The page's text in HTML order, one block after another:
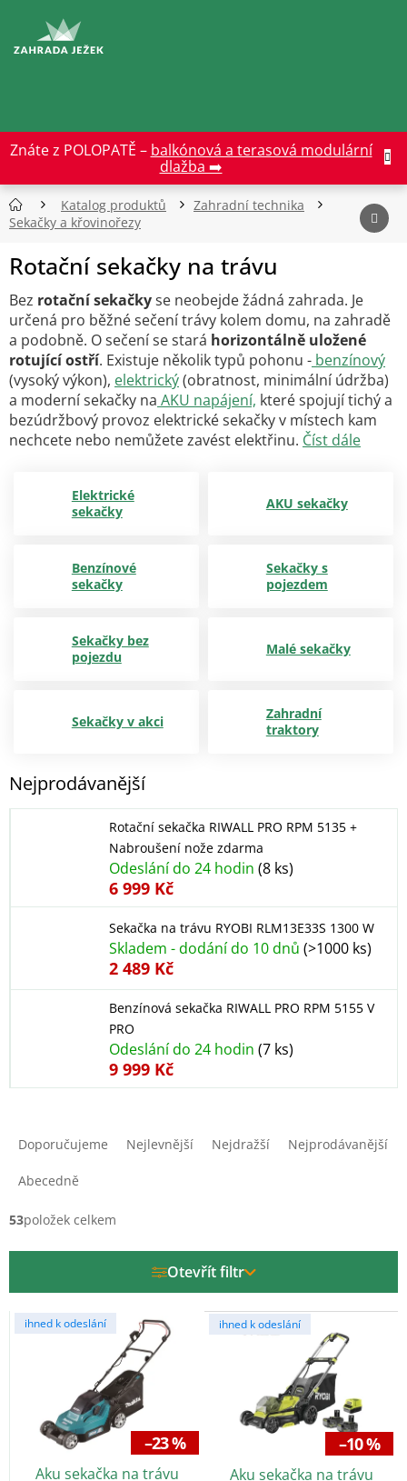
obsah
Znáte z POLOPATĚ – balkónová a terasová modulární
dlažba ➡️
Katalog produktů
Zahradní technika
Sekačky a křovinořezy
Rotační sekačky na trávu
Bez rotační sekačkyse neobejde žádná zahrada. Je
určená pro běžné sečení trávy kolem domu, na zahradě
a podobně. O sečení se stará horizontálně uložené
rotující ostří. Existuje několik typů pohonu - benzínový
(vysoký výkon), elektrický(obratnost, minimální údržba)
a moderní sekačky na AKU napájení, které spojují tichý a
bezúdržbový provoz elektrické sekačky v místech kam
nechcete nebo nemůžete zavést elektřinu. Číst dále
Elektrické
sekačky
AKU sekačky
Benzínové
sekačky
Sekačky s
pojezdem
Sekačky bez
pojezdu
Malé sekačky
Sekačky v akci
Zahradní
traktory
Nejprodávanější
Rotační sekačka RIWALL PRO RPM 5135 +
Nabroušení nože zdarma
Odeslání do 24 hodin (8 ks)
6 999 Kč
Sekačka na trávu RYOBI RLM13E33S 1300 W
Skladem - dodání do 10 dnů (>1000 ks)
2 489 Kč
Benzínová sekačka RIWALL PRO RPM 5155 V
PRO
Odeslání do 24 hodin (7 ks)
9 999 Kč
í
k
Doporučujeme Nejlevnější Nejdražší Nejprodávanější
Abecedně
53položek celkem
Otevřít filtr
V
ý
ihned k odeslání
–23 %
Aku sekačka na trávu
ihned k odeslání
–10 %
Aku sekačka na trávu